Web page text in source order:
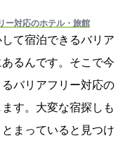
ー対応のホテル・旅館
て宿泊できるバリア
るんです。そこで今
バリアフリー対応の
す。大変な宿探しも
まっていると見つけ